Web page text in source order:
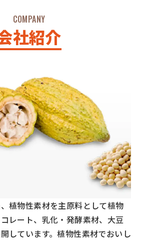
COMPANY
社紹介
植物性素材を主原料として植物
レート、乳化・発酵素材、大豆
しています。植物性素材でおいし